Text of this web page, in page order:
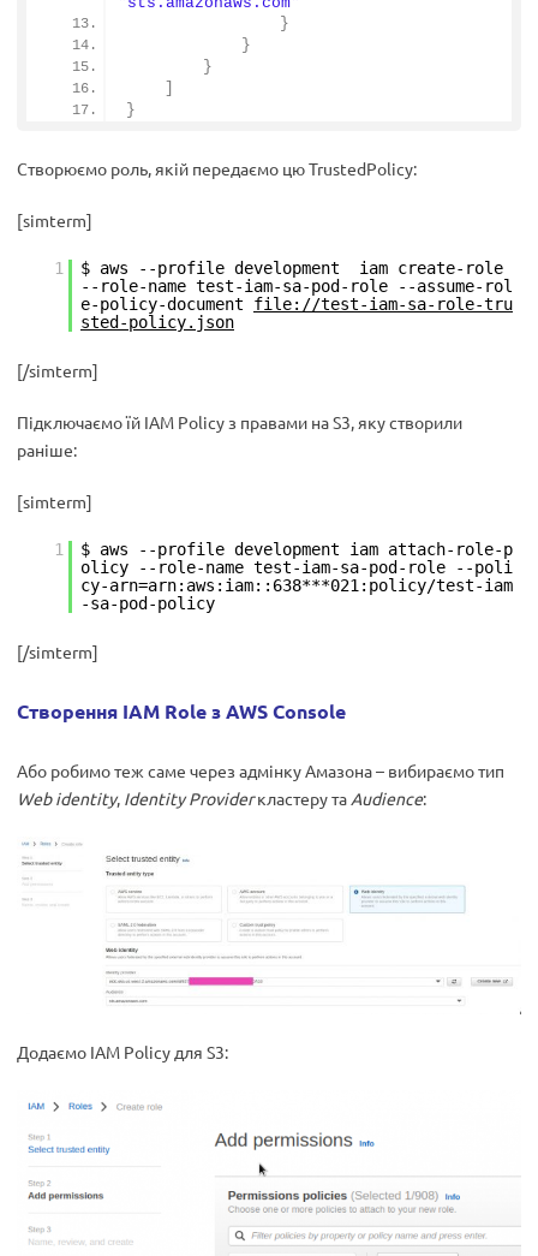
}
}
}
}
Створюємо роль, якій передаємо цю TrustedPolicy:
[simterm]
1
$ aws --profile development iam create-role
--role-name test-iam-sa-pod-role --assume-rol
e-policy-document file://test-iam-sa-role-tru
sted-policy.json
[/simterm]
Підключаємо їй IAM Policy з правами на S3, яку створили
раніше:
[simterm]
1
$ aws --profile development iam attach-role-p
olicy --role-name test-iam-sa-pod-role --poli
cy-arn=arn:aws:iam::638***021:policy/test-iam
-sa-pod-policy
[/simterm]
Створення IAM Role з AWS Console
Або робимо теж саме через адмінку Амазона – вибираємо тип
Web identity, Identity Providerкластеру та Audience:
Додаємо IAM Policy для S3: